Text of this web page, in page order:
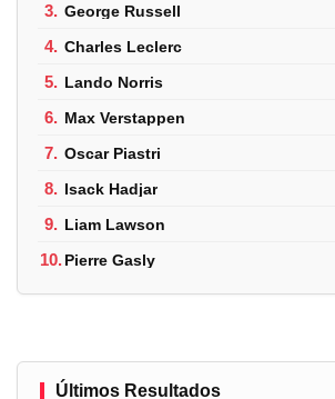
3. George Russell
4. Charles Leclerc
5. Lando Norris
6. Max Verstappen
7. Oscar Piastri
8. Isack Hadjar
9. Liam Lawson
10.Pierre Gasly
Últimos Resultados